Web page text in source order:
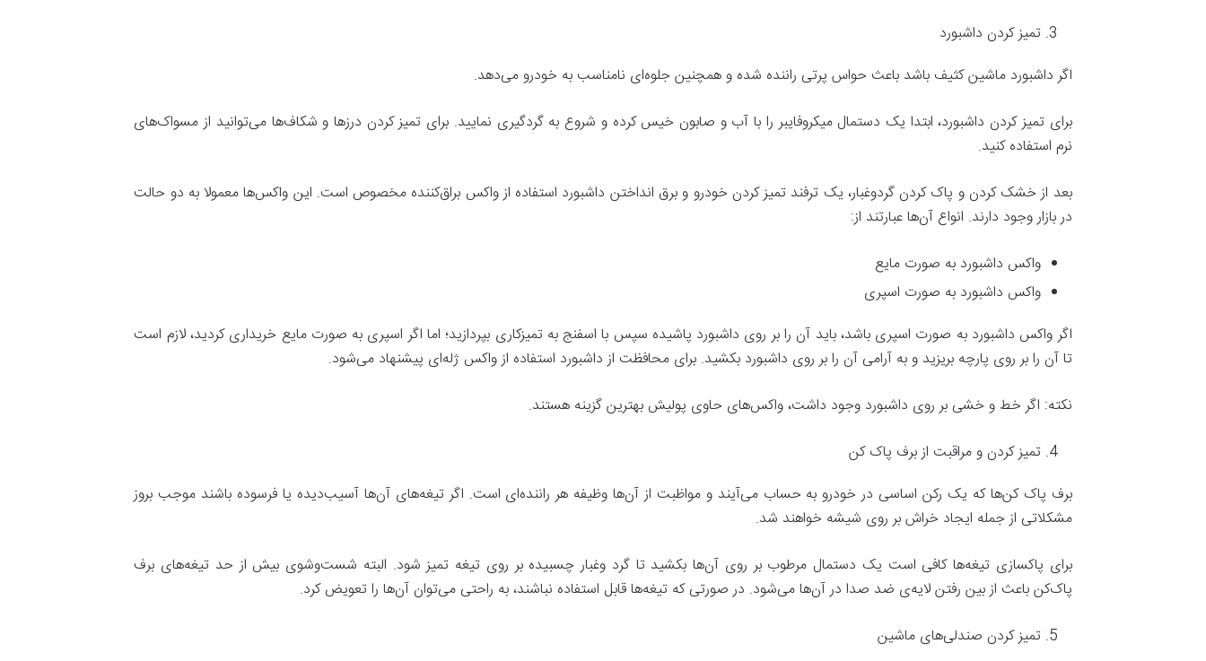
تمیز کردن داشبورد
اگر داشبورد ماشین کثیف باشد باعث حواس پرتی راننده شده و همچنین جلوه‌ای نامناسب به خودرو می‌دهد.
برای تمیز کردن داشبورد، ابتدا یک دستمال میکروفایبر را با آب و صابون خیس کرده و شروع به گرد‌گیری نمایید. برای تمیز کردن درز‌ها و شکاف‌ها می‌توانید از مسواک‌های
نرم استفاده کنید.
بعد از خشک کردن و پاک کردن گرد‌و‌غبار، یک ترفند تمیز کردن خودرو و برق انداختن داشبورد استفاده از واکس براق‌کننده مخصوص است. این واکس‌ها معمولا به دو حالت
در بازار وجود دارند. انواع آن‌ها عبارتند از:
واکس داشبورد به صورت مایع
واکس داشبورد به صورت اسپری
اگر واکس داشبورد به صورت اسپری باشد، باید آن را بر روی داشبورد پاشیده سپس با اسفنج به تمیزکاری بپردازید؛ اما اگر اسپری به صورت مایع خریداری کردید، لازم است
تا آن را بر روی پارچه بریزید و به آرامی آن را بر روی داشبورد بکشید. برای محافظت از داشبورد استفاده از واکس ژله‌ای پیشنهاد می‌شود.
نکته: اگر خط و خشی بر روی داشبورد وجود داشت، واکس‌های حاوی پولیش بهتر‌ین گزینه هستند.
تمیز کردن و مراقبت از برف پاک کن
برف پاک کن‌ها که یک رکن اساسی در خودرو به حساب می‌آیند و مواظبت از آن‌‌ها وظیفه هر راننده‌ای است. اگر تیغه‌های آن‌ها آسیب‌دیده یا فرسوده باشند موجب بروز
مشکلاتی از جمله ایجاد خراش بر روی شیشه خواهند شد.
برای پاکسازی تیغه‌ها کافی است یک دستمال مرطوب بر روی آن‌ها بکشید تا گرد ‌و‌غبار چسبیده بر روی تیغه تمیز شود. البته شست‌و‌شوی بیش از حد تیغه‌های برف
پاک‌کن باعث از بین رفتن لایه‌ی ضد صدا در آن‌ها می‌شود. در صورتی که تیغه‌ها قابل استفاده نباشند، به راحتی می‌توان آن‌ها را تعویض کرد.
تمیز کردن صندلی‌های ماشین